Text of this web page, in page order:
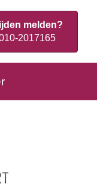
melden?
2017165